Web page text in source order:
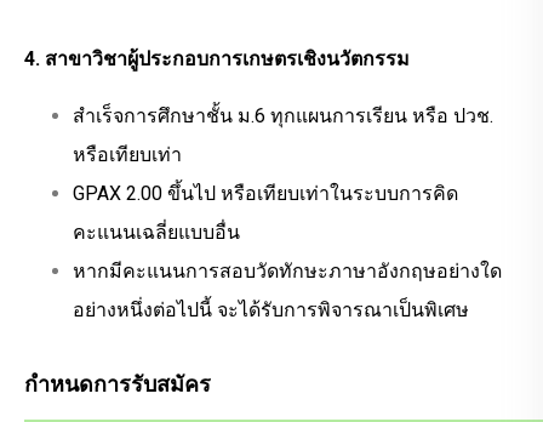
4. สาขาวิชาผู้ประกอบการเกษตรเชิงนวัตกรรม
สำเร็จการศึกษาชั้น ม.6 ทุกแผนการเรียน หรือ ปวช.
หรือเทียบเท่า
GPAX 2.00 ขึ้นไป หรือเทียบเท่าในระบบการคิด
คะแนนเฉลี่ยแบบอื่น
หากมีคะแนนการสอบวัดทักษะภาษาอังกฤษอย่างใด
อย่างหนึ่งต่อไปนี้ จะได้รับการพิจารณาเป็นพิเศษ
กำหนดการรับสมัคร